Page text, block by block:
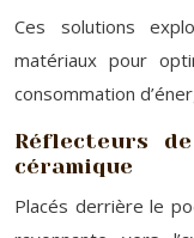
Ces solutions
matériaux pour
consommation
Réflecteurs
céramique
Placés derrière le